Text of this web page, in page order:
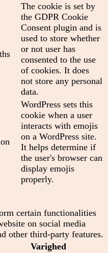
The cookie is set by
the GDPR Cookie
Consent plugin and is
used to store whether
or not user has
consented to the use
of cookies. It does
not store any personal
data.
WordPress sets this
cookie when a user
interacts with emojis
on a WordPress site.
It helps determine if
the user's browser can
display emojis
properly.
certain functionalities
on social media
other third-party features.
Varighed